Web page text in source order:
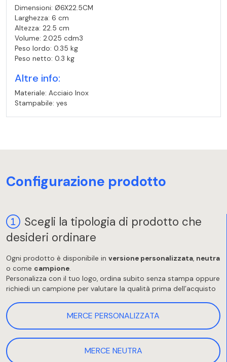
Dimensioni: Ø6X22.5CM
Larghezza: 6 cm
Altezza: 22.5 cm
Volume: 2.025 cdm3
Peso lordo: 0.35 kg
Peso netto: 0.3 kg
Altre info:
Materiale: Acciaio Inox
Stampabile: yes
Configurazione prodotto
Scegli la tipologia di prodotto che
desideri ordinare
Ogni prodotto è disponibile in versione personalizzata, neutra
o come campione.
Personalizza con il tuo logo, ordina subito senza stampa oppure
richiedi un campione per valutare la qualità prima dell’acquisto
MERCE PERSONALIZZATA
MERCE NEUTRA